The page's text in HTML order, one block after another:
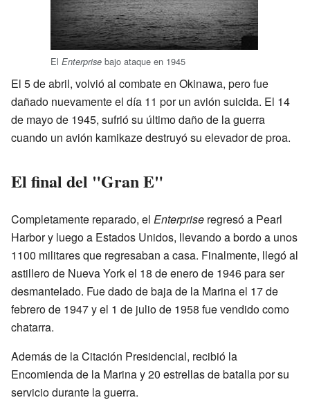
El Enterprise bajo ataque en 1945
El 5 de abril, volvió al combate en Okinawa, pero fue
dañado nuevamente el día 11 por un avión suicida. El 14
de mayo de 1945, sufrió su último daño de la guerra
cuando un avión kamikaze destruyó su elevador de proa.
El final del "Gran E"
Completamente reparado, el Enterprise regresó a Pearl
Harbor y luego a Estados Unidos, llevando a bordo a unos
1100 militares que regresaban a casa. Finalmente, llegó al
astillero de Nueva York el 18 de enero de 1946 para ser
desmantelado. Fue dado de baja de la Marina el 17 de
febrero de 1947 y el 1 de julio de 1958 fue vendido como
chatarra.
Además de la Citación Presidencial, recibió la
Encomienda de la Marina y 20 estrellas de batalla por su
servicio durante la guerra.